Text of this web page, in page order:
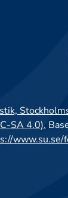
SA 4.0).
www.su.se/